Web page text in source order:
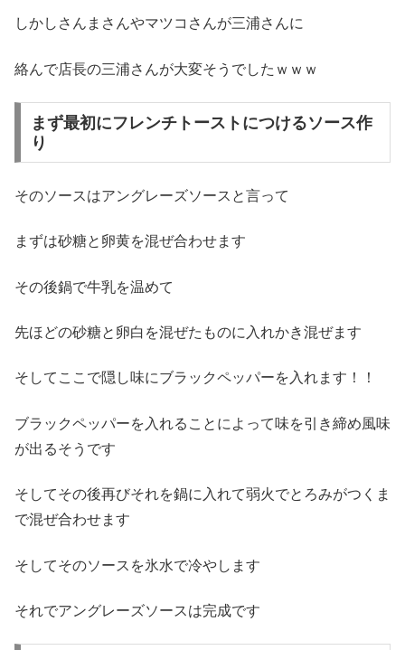
しかしさんまさんやマツコさんが三浦さんに
絡んで店長の三浦さんが大変そうでしたｗｗｗ
まず最初にフレンチトーストにつけるソース作
り
そのソースはアングレーズソースと言って
まずは砂糖と卵黄を混ぜ合わせます
その後鍋で牛乳を温めて
先ほどの砂糖と卵白を混ぜたものに入れかき混ぜます
そしてここで隠し味にブラックペッパーを入れます！！
ブラックペッパーを入れることによって味を引き締め風味
が出るそうです
そしてその後再びそれを鍋に入れて弱火でとろみがつくま
で混ぜ合わせます
そしてそのソースを氷水で冷やします
それでアングレーズソースは完成です